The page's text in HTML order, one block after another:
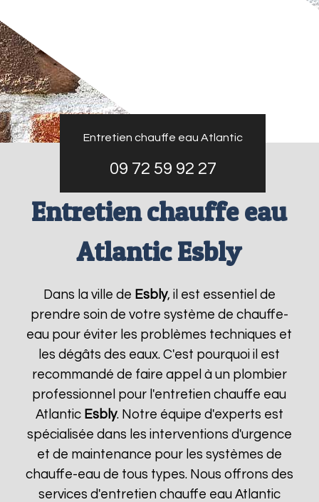
Entretien chauffe eau Atlantic
09 72 59 92 27
Entretien chauffe eau
Atlantic Esbly
Dans la ville de Esbly, il est essentiel de
prendre soin de votre système de chauffe-
eau pour éviter les problèmes techniques et
les dégâts des eaux. C'est pourquoi il est
recommandé de faire appel à un plombier
professionnel pour l'entretien chauffe eau
Atlantic Esbly. Notre équipe d'experts est
spécialisée dans les interventions d'urgence
et de maintenance pour les systèmes de
chauffe-eau de tous types. Nous offrons des
services d'entretien chauffe eau Atlantic